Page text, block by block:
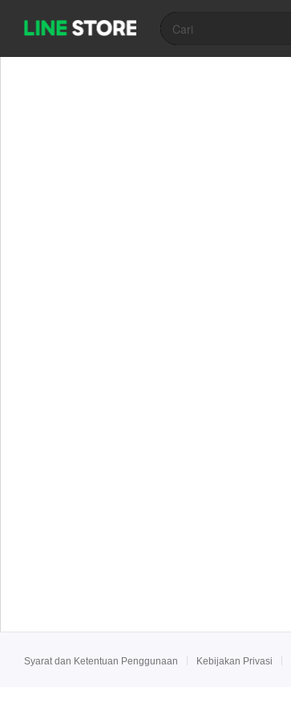
Syarat dan Ketentuan Penggunaan Kebijakan Privasi